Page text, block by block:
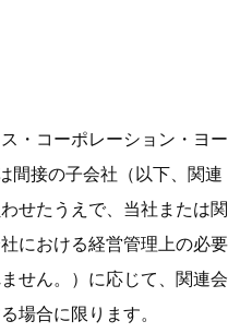
・コーポレーション・ヨー
間接の子会社（以下、関連
せたうえで、当社または関
における経営管理上の必要
せん。）に応じて、関連会
場合に限ります。